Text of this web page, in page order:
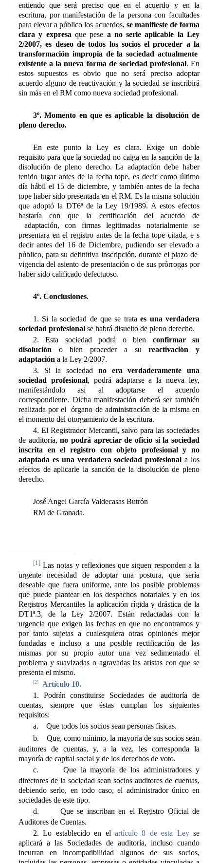
entiendo que será preciso que en el acuerdo y en la
escritura, por manifestación de la persona con facultades
para elevar a público los acuerdos, se manifieste de forma
clara y expresa que pese a no serle aplicable la Ley
2/2007, es deseo de todos los socios el proceder a la
transformación impropia de la sociedad actualmente
existente a la nueva forma de sociedad profesional. En
estos supuestos es obvio que no será preciso adoptar
acuerdo alguno de reactivación y la sociedad se inscribirá
sin más en el RM como nueva sociedad profesional.
3º. Momento en que es aplicable la disolución de
pleno derecho.
En este punto la Ley es clara. Exige un doble
requisito para que la sociedad no caiga en la sanción de la
disolución de pleno derecho. La adaptación debe haber
tenido lugar antes de la fecha tope, es decir como último
día hábil el 15 de diciembre, y también antes de la fecha
tope haber sido presentada en el RM. Es la misma solución
que adoptó la DT6ª de la Ley 19/1989. A estos efectos
bastaría con que la certificación del acuerdo de
adaptación, con firmas legitimadas notarialmente se
presentara en el registro antes de la fecha tope citada, e s
decir antes del 16 de Diciembre, pudiendo ser elevado a
público, para su definitiva inscripción, durante el plazo de
vigencia del asiento de presentación o de sus prórrogas por
haber sido calificado defectuoso.
4º. Conclusiones.
1. Si la sociedad de que se trataes una verdadera
sociedad profesional se habrá disuelto de pleno derecho.
2. Esta sociedad podrá o bien confirmar su
disolución o bien proceder a sureactivación y
adaptación a la Ley 2/2007.
3. Si la sociedad no era verdaderamente una
sociedad profesional, podrá adaptarse a la nueva ley,
manifestándolo así al adoptarse el acuerdo
correspondiente. Dicha manifestación deberá ser también
realizada por el órgano de administración de la misma en
el momento del otorgamiento de la escritura.
4. El Registrador Mercantil, salvo para las sociedades
de auditoría,no podrá apreciar de oficio si la sociedad
inscrita en el registro con objeto profesional y no
adaptada es una verdadera sociedad profesional a los
efectos de aplicarle la sanción de la disolución de pleno
derecho.
José Angel García Valdecasas Butrón
RM de Granada.
[1] Las notas y reflexiones que siguen responden a la
urgente necesidad de adoptar una postura, que sería
deseable que fuera uniforme, ante los posible problemas
que puede plantear en los despachos notariales y en los
Registros Mercantiles la aplicación rígida y drástica de la
DT1ª.3, de la Ley 2/2007. Están redactadas con la
urgencia que exigen las fechas en que no encontramos y
por tanto sujetas a cualesquiera otras opiniones mejor
fundadas e incluso a una posible rectificación de las
mismas por su propio autor una vez sedimentado el
problema y suavizadas o agravadas las aristas con que se
presenta el mismo.
[2]
Artículo 10.
1. Podrán constituirse Sociedades de auditoría de
cuentas, siempre que éstas cumplan los siguientes
requisitos:
a.
Que todos los socios sean personas físicas.
b.
Que, como mínimo, la mayoría de sus socios sean
auditores de cuentas, y, a la vez, les corresponda la
mayoría de capital social y de los derechos de voto.
c.
Que la mayoría de los administradores y
directores de la sociedad sean socios auditores de cuentas,
debiendo serlo, en todo caso, el administrador único en
sociedades de este tipo.
d.
Que se inscriban en el Registro Oficial de
Auditores de Cuentas.
2. Lo establecido en el artículo 8 de esta Leyse
aplicará a las Sociedades de auditoría, incluso cuando
incurran en incompatibilidad algunos de sus socios,